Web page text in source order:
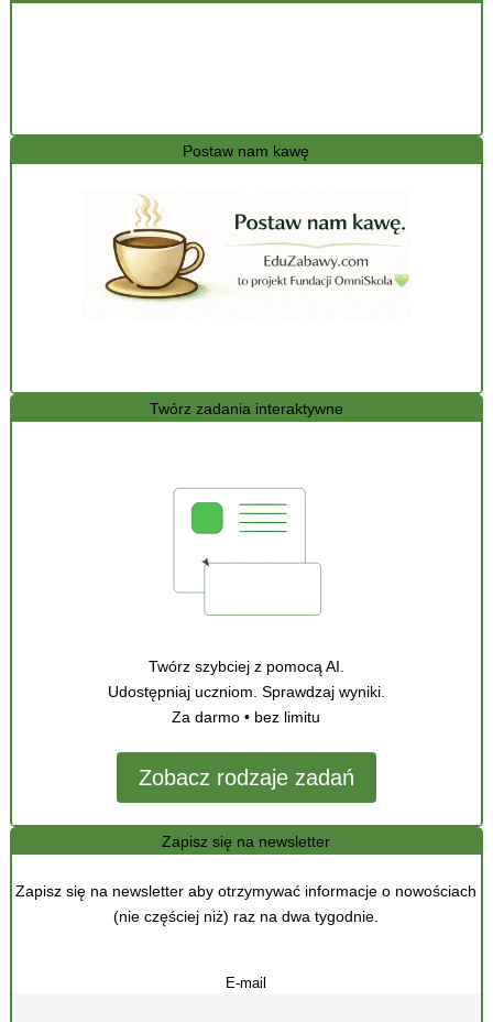
Postaw nam kawę
Twórz zadania interaktywne
Twórz szybciej z pomocą AI.
Udostępniaj uczniom. Sprawdzaj wyniki.
Za darmo • bez limitu
Zobacz rodzaje zadań
Zapisz się na newsletter
Zapisz się na newsletter aby otrzymywać informacje o nowościach
(nie częściej niż) raz na dwa tygodnie.
E-mail